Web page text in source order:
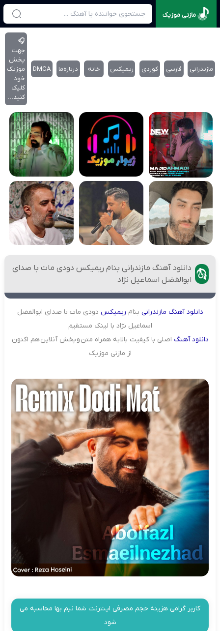
مازنی موزیک
مازندرانی فارسی کوردی ریمیکس خانه درباره‌‌ما DMCA
🎧
جهت
پخش
موزیک
خود
کلیک
کنید…
دانلود آهنگ مازندرانی بنام ریمیکس دودی مات با صدای
ابوالفضل اسماعیل نژاد
دانلودآهنگ مازندرانی بنام ریمیکس دودی مات با صدای ابوالفضل
اسماعیل نژاد با لینک مستقیم
دانلود آهنگ اصلی با کیفیت بالا به همراه متن و پخش آنلاین هم اکنون
از مازنی موزیک
کاربر گرامی هزینه حجم مصرفی اینترنت شما نیم بها محاسبه می
شود